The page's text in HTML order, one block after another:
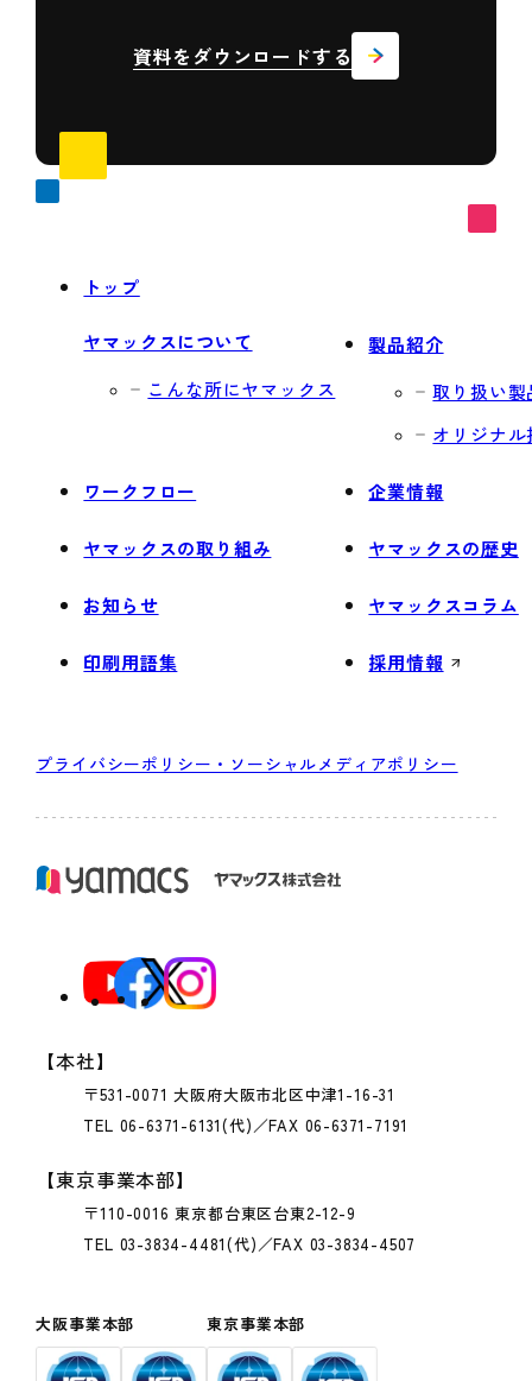
資料をダウンロードする
トップ
ヤマックスについて
こんな所にヤマックス
製品紹介
取り扱い製
オリジナル
ワークフロー 企業情報
ヤマックスの取り組み ヤマックスの歴史
お知らせ ヤマックスコラム
印刷用語集 採用情報
プライバシーポリシー・ソーシャルメディアポリシー
【本社】
〒531-0071 大阪府大阪市北区中津1-16-31
TEL 06-6371-6131(代)／FAX 06-6371-7191
【東京事業本部】
〒110-0016 東京都台東区台東2-12-9
TEL 03-3834-4481(代)／FAX 03-3834-4507
大阪事業本部 東京事業本部